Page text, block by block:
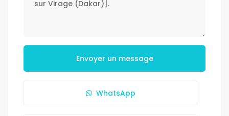
Envoyer un message
WhatsApp